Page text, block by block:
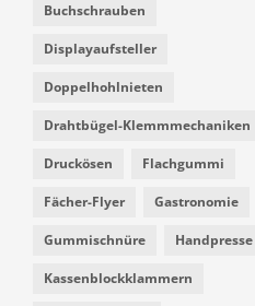
Buchschrauben
Displayaufsteller
Doppelhohlnieten
Drahtbügel-Klemmmechaniken
Druckösen Flachgummi
Fächer-Flyer Gastronomie
Gummischnüre Handpresse
Kassenblockklammern